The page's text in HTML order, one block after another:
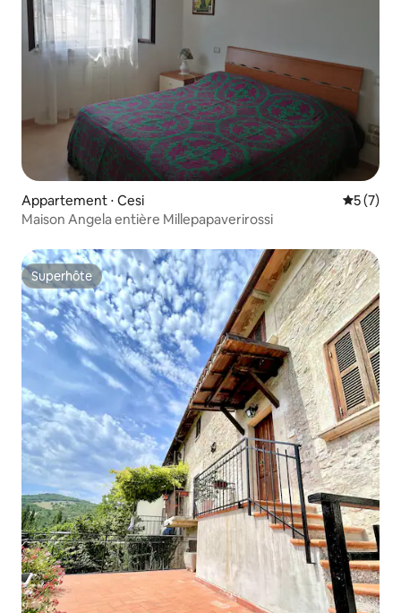
Appartement ⋅ Cesi
5 (7)
Maison Angela entière Millepapaverirossi
Superhôte
Superhôte